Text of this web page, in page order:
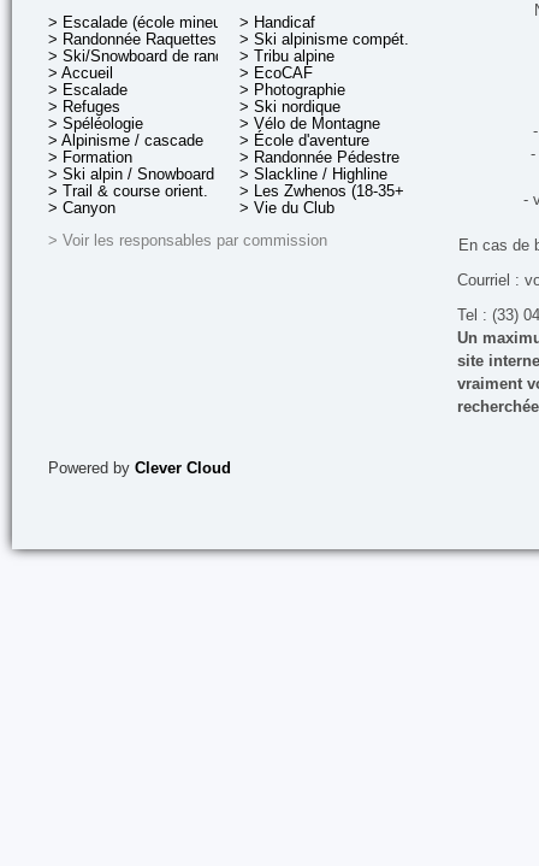
> Escalade (école mineurs)
> Randonnée Raquettes
> Ski/Snowboard de rando.
> Accueil
> Escalade
> Refuges
> Spéléologie
> Alpinisme / cascade
> Formation
> Ski alpin / Snowboard
> Trail & course orient.
> Canyon
> Handicaf
> Ski alpinisme compét.
> Tribu alpine
> EcoCAF
> Photographie
> Ski nordique
> Vélo de Montagne
> École d'aventure
> Randonnée Pédestre
> Slackline / Highline
> Les Zwhenos (18-35+ ans)
> Vie du Club
> Voir les responsables par commission
-
-
En cas de
Courriel :
Tel : (33)
Un
site
vraiment
Powered by Clever Cloud